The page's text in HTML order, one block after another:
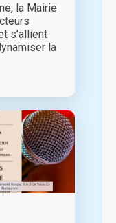
la Mairie
s’allient
la